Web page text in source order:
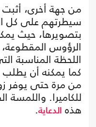
من جهة أخرى، أثبت
سيطرتهم على كل
بتصويرها، حيث
الرؤوس المقطوعة،
اللحظة المناسبة
كما يمكنه أن يطلب
من مرة حتى يوفر
للكاميرا.
هذه الدعاية.